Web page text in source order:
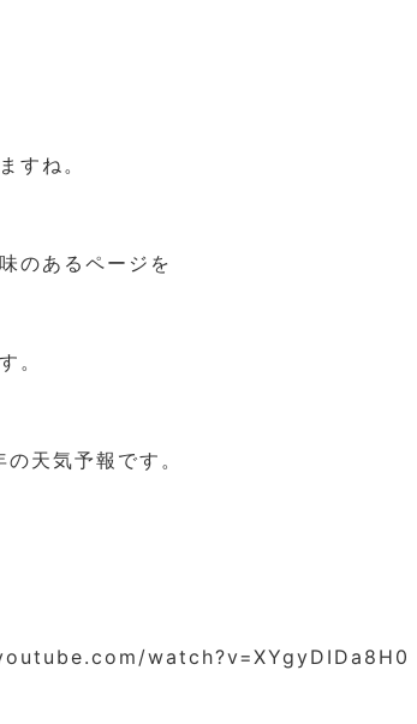
すね。
のあるページを
。
天気予報です。
watch?v=XYgyDIDa8H0